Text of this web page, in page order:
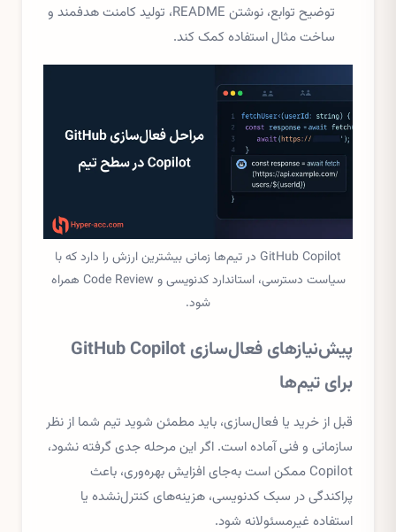
توضیح توابع، نوشتن README، تولید کامنت هدفمند و
ساخت مثال استفاده کمک کند.
GitHub Copilot در تیم‌ها زمانی بیشترین ارزش را دارد که با
سیاست دسترسی، استاندارد کدنویسی و Code Review همراه
شود.
پیش‌نیازهای فعال‌سازی GitHub Copilot
برای تیم‌ها
قبل از خرید یا فعال‌سازی، باید مطمئن شوید تیم شما از نظر
سازمانی و فنی آماده است. اگر این مرحله جدی گرفته نشود،
Copilot ممکن است به‌جای افزایش بهره‌وری، باعث
پراکندگی در سبک کدنویسی، هزینه‌های کنترل‌نشده یا
استفاده غیرمسئولانه شود.